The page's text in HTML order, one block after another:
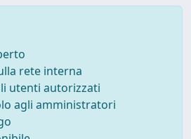
rete interna
utenti autorizzati
agli amministratori